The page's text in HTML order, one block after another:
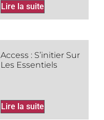
Lire la suite
Access : S’initier Sur
Les Essentiels
Lire la suite